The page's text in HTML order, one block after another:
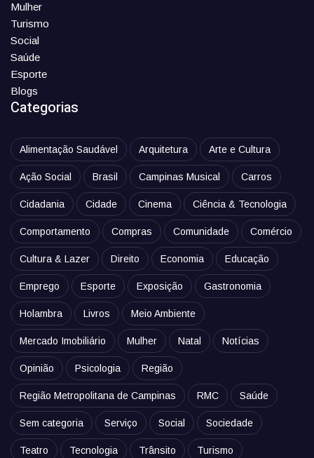
Mulher
Turismo
Social
Saúde
Esporte
Blogs
Categorias
Alimentação Saudável Arquitetura Arte e Cultura
Ação Social Brasil Campinas Musical Carros
Cidadania Cidade Cinema Ciência & Tecnologia
Comportamento Compras Comunidade Comércio
Cultura & Lazer Direito Economia Educação
Emprego Esporte Exposição Gastronomia
Holambra Livros Meio Ambiente
Mercado Imobiliário Mulher Natal Notícias
Opinião Psicologia Região
Região Metropolitana de Campinas RMC Saúde
Sem categoria Serviço Social Sociedade
Teatro Tecnologia Trânsito Turismo